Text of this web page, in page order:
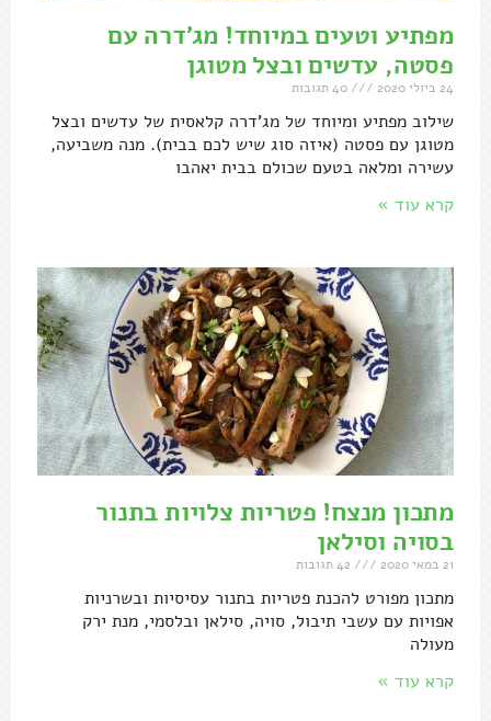
מפתיע וטעים במיוחד! מג'דרה עם
פסטה, עדשים ובצל מטוגן
24 ביולי 2020
שילוב מפתיע ומיוחד של מג'דרה קלאסית של עדשים ובצל
מטוגן עם פסטה (איזה סוג שיש לכם בבית). מנה משביעה,
עשירה ומלאה בטעם שכולם בבית יאהבו
קרא עוד »
מתכון מנצח! פטריות צלויות בתנור
בסויה וסילאן
21 במאי 2020
מתכון מפורט להכנת פטריות בתנור עסיסיות ובשרניות
אפויות עם עשבי תיבול, סויה, סילאן ובלסמי, מנת ירק
מעולה
קרא עוד »